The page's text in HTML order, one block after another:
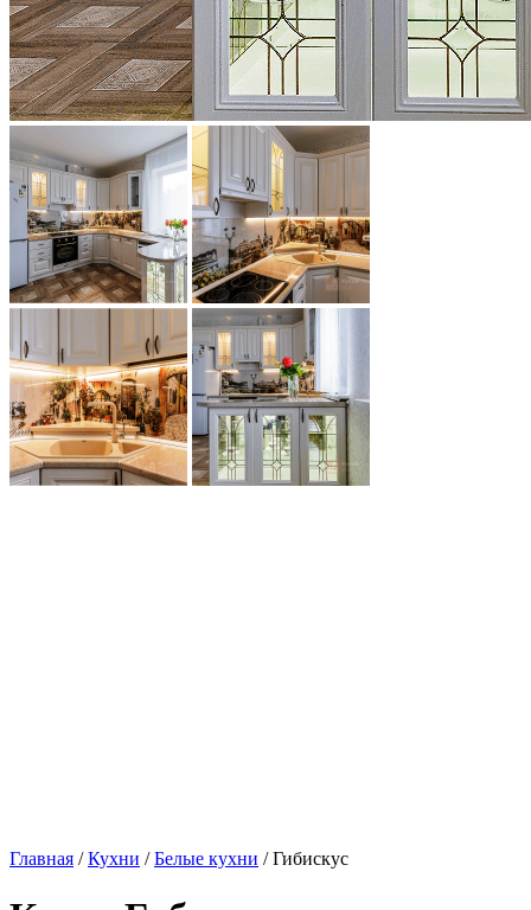
Главная /Кухни /Белые кухни / Гибискус